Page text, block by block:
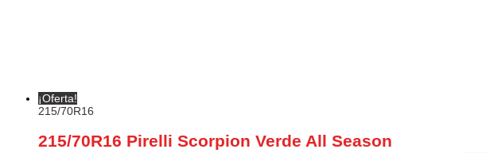
¡Oferta!
215/70R16
215/70R16 Pirelli Scorpion Verde All Season